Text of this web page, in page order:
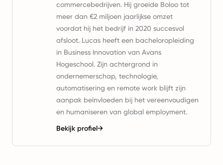
commercebedrijven. Hij groeide Boloo tot
meer dan €2 miljoen jaarlijkse omzet
voordat hij het bedrijf in 2020 succesvol
afsloot. Lucas heeft een bacheloropleiding
in Business Innovation van Avans
Hogeschool. Zijn achtergrond in
ondernemerschap, technologie,
automatisering en remote work blijft zijn
aanpak beïnvloeden bij het vereenvoudigen
en humaniseren van global employment.
Bekijk profiel→